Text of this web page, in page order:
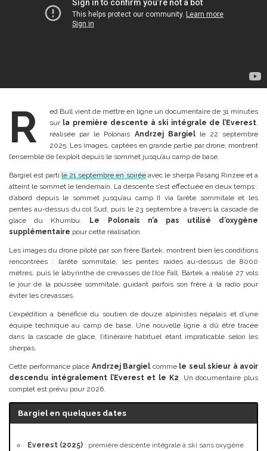
R
ed Bull vient de mettre en ligne un documentaire de 31 minutes
sur la première descente à ski intégrale de l’Everest
réalisée par le Polonais Andrzej Bargielle 22 septembre
2025. Les images, captées en grande partie par drone, montrent
l’ensemble de l’exploit depuis le sommet jusqu’au camp de base.
Bargiel est parti le 21 septembre en soirée avec le sherpa Pasang Rinzee et a
atteint le sommet le lendemain. La descente s’est effectuée en deux temps :
d’abord depuis le sommet jusqu’au camp II via l’arête sommitale et les
pentes au-dessus du col Sud, puis le 23 septembre à travers la cascade de
glace du Khumbu. Le Polonais n’a pas utilisé d’oxygène
supplémentaire pour cette réalisation.
Les images du drone piloté par son frère Bartek, montrent bien les conditions
rencontrées : l’arête sommitale, les pentes raides au-dessus de 8000
mètres, puis le labyrinthe de crevasses de l’Ice Fall. Bartek a réalisé 27 vols
le jour de la poussée sommitale, guidant parfois son frère à la radio pour
éviter les crevasses.
L’expédition a bénéficié du soutien de douze alpinistes népalais et d’une
équipe technique au camp de base. Une nouvelle ligne a dû être tracée
dans la cascade de glace, l’itinéraire habituel étant impraticable selon les
sherpas.
Cette performance place Andrzej Bargiel comme le seul skieur à avoir
descendu intégralement l’Everest et le K2 . Un documentaire plus
complet est prévu pour 2026.
Bargiel en quelques dates
Everest (2025) : première descente intégrale à ski sans oxygène